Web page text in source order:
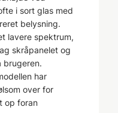
i sort glas med
belysning.
lavere spektrum,
skråpanelet og
har
over for
op foran